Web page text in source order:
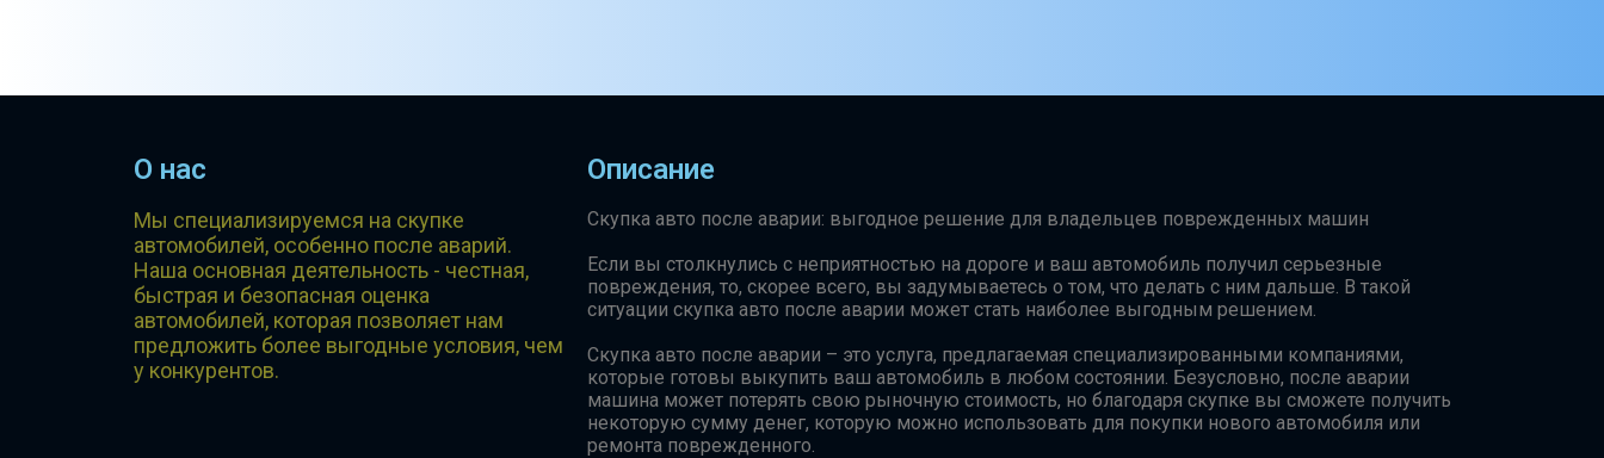
О нас
Мы специализируемся на скупке
автомобилей, особенно после аварий.
Наша основная деятельность - честная,
быстрая и безопасная оценка
автомобилей, которая позволяет нам
предложить более выгодные условия, чем
у конкурентов.
Описание
Скупка авто после аварии: выгодное решение для владельцев поврежденных машин
Если вы столкнулись с неприятностью на дороге и ваш автомобиль получил серьезные
повреждения, то, скорее всего, вы задумываетесь о том, что делать с ним дальше. В такой
ситуации скупка авто после аварии может стать наиболее выгодным решением.
Скупка авто после аварии – это услуга, предлагаемая специализированными компаниями,
которые готовы выкупить ваш автомобиль в любом состоянии. Безусловно, после аварии
машина может потерять свою рыночную стоимость, но благодаря скупке вы сможете получить
некоторую сумму денег, которую можно использовать для покупки нового автомобиля или
ремонта поврежденного.